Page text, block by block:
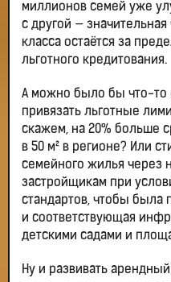
миллионов семей уже
с другой —
класса остаётся за
льготного кредитования.
А можно было бы что-то
привязать льготные
скажем, на 20% больше
в 50 м² в регионе? Или
семейного жилья через
застройщикам при
стандартов, чтобы была
и соответствующая
детскими садами и
Ну и развивать